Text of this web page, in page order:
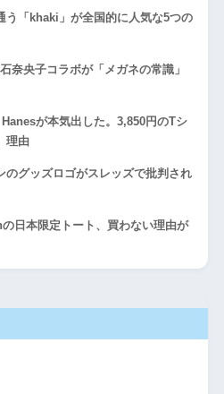
う「khaki」が全国的に人気な5つの
奈央子コラボが「メガネの常識」
Hanesが本気出した。3,850円のTシ
理由
のグッズロゴがスレッズで批判され
日本限定トート、買わない理由が